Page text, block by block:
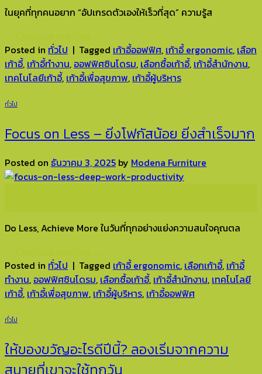
ในยุคที่ทุกคนอยาก “อัปเกรดตัวเองให้เร็วที่สุด” ความรู้ส
Posted in ทั่วไป | Tagged เก้าอี้ออฟฟิศ, เก้าอี้ ergonomic, เลือก
เก้าอี้, เก้าอี้ทำงาน, ออฟฟิศซินโดรม, เลือกซื้อเก้าอี้, เก้าอี้สำนักงาน,
เทคโนโลยีเก้าอี้, เก้าอี้เพื่อสุขภาพ, เก้าอี้ผู้บริหาร
ทั่วไป
Focus on Less – ยิ่งโฟกัสน้อย ยิ่งสำเร็จมาก
Posted on ธันวาคม 3, 2025 by Modena Furniture
Do Less, Achieve More ในวันที่ทุกอย่างแย่งความสนใจคุณตล
Posted in ทั่วไป | Tagged เก้าอี้ ergonomic, เลือกเก้าอี้, เก้าอี้
ทำงาน, ออฟฟิศซินโดรม, เลือกซื้อเก้าอี้, เก้าอี้สำนักงาน, เทคโนโลยี
เก้าอี้, เก้าอี้เพื่อสุขภาพ, เก้าอี้ผู้บริหาร, เก้าอี้ออฟฟิศ
ทั่วไป
ให้ของขวัญอะไรดีปีนี้? ลองเริ่มจากความ
สบายที่เขาจะใช้ทุกวัน